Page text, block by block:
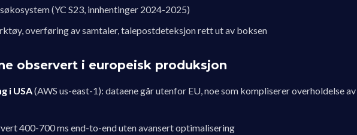
(YC S23, innhentinger 2024-2025)
overføring av samtaler, talepostdeteksjon rett ut av boksen
observert i europeisk produksjon
i USA(AWS us-east-1): dataene går utenfor EU, noe som kompliserer overholdelse av
400-700 ms end-to-end uten avansert optimalisering